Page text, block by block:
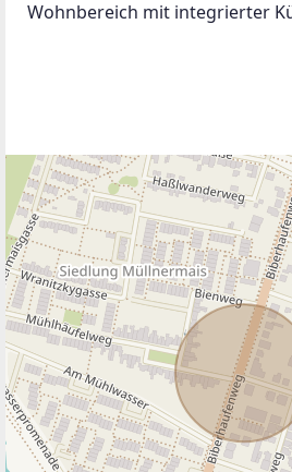
Wohnbereich mit integrierter
ANBIETER KONTAKTIEREN